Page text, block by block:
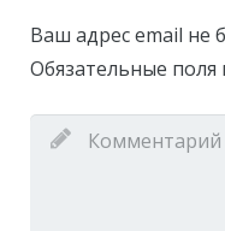
Ваш адрес email не
Обязательные